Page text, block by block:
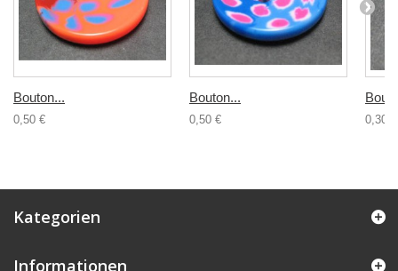
Bouton...
0,50 €
Bouton...
0,50 € 0,30 €
Kategorien
Informationen